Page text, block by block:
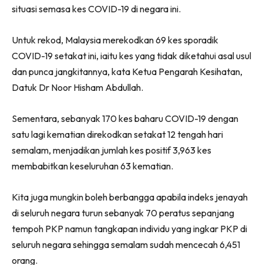
situasi semasa kes COVID-19 di negara ini.
Untuk rekod, Malaysia merekodkan 69 kes sporadik
COVID-19 setakat ini, iaitu kes yang tidak diketahui asal usul
dan punca jangkitannya, kata Ketua Pengarah Kesihatan,
Datuk Dr Noor Hisham Abdullah.
Sementara, sebanyak 170 kes baharu COVID-19 dengan
satu lagi kematian direkodkan setakat 12 tengah hari
semalam, menjadikan jumlah kes positif 3,963 kes
membabitkan keseluruhan 63 kematian.
Kita juga mungkin boleh berbangga apabila indeks jenayah
di seluruh negara turun sebanyak 70 peratus sepanjang
tempoh PKP namun tangkapan individu yang ingkar PKP di
seluruh negara sehingga semalam sudah mencecah 6,451
orang.